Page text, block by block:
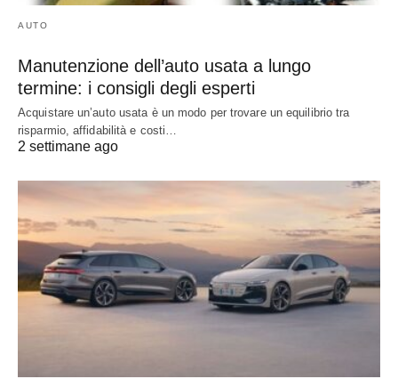
AUTO
Manutenzione dell’auto usata a lungo
termine: i consigli degli esperti
Acquistare un’auto usata è un modo per trovare un equilibrio tra
risparmio, affidabilità e costi…
2 settimane ago